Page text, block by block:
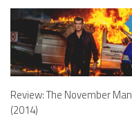
Review: The November Man
(2014)